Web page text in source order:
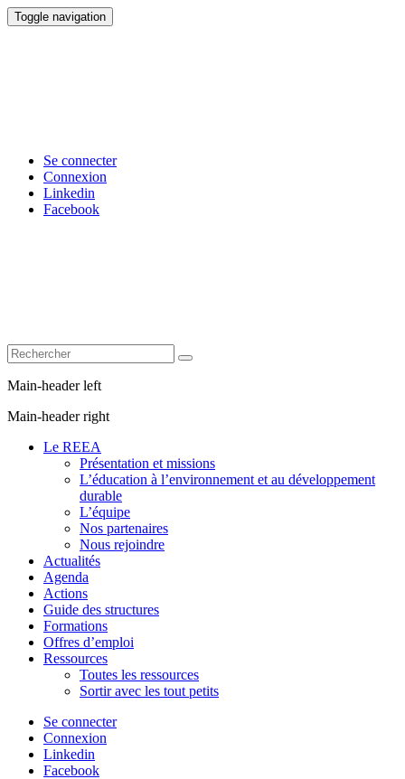
Toggle navigation
Se connecter
Connexion
Linkedin
Facebook
Main-header left
Main-header right
Le REEA
Présentation et missions
L’éducation à l’environnement et au développement
durable
L’équipe
Nos partenaires
Nous rejoindre
Actualités
Agenda
Actions
Guide des structures
Formations
Offres d’emploi
Ressources
Toutes les ressources
Sortir avec les tout petits
Se connecter
Connexion
Linkedin
Facebook